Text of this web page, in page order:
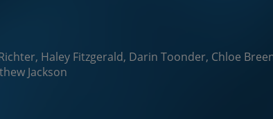
Haley Fitzgerald, Darin Toonder, Chloe
Jackson